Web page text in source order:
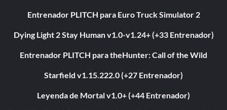
Entrenador PLITCH para Euro Truck Simulator 2
Dying Light 2 Stay Human v1.0-v1.24+ (+33 Entrenador)
Entrenador PLITCH para theHunter: Call of the Wild
Starfield v1.15.222.0 (+27 Entrenador)
Leyenda de Mortal v1.0+ (+44 Entrenador)